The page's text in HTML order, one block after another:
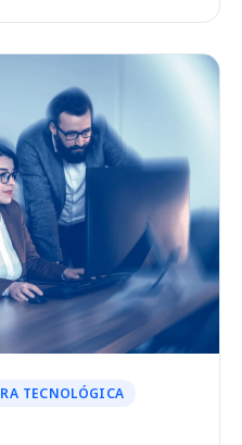
TECNOLÓGICA